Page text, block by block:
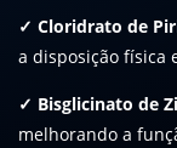
✓ Cloridrato de
a disposição física
✓ Bisglicinato de
melhorando a